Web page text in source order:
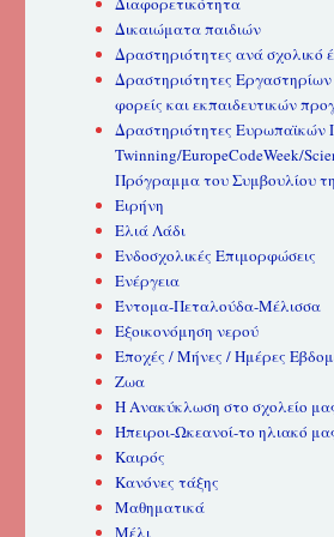
Δικαιώματα παιδιών
Δραστηριότητες ανά σχολικό
Δραστηριότητες
φορείς και εκπαιδευτικών
Δραστηριότητες
Twinning/EuropeCodeWeek/
Πρόγραμμα του Συμβουλίου
Ειρήνη
Ελιά Λάδι
Ενδοσχολικές Επιμορφώσεις
Ενέργεια
Έντομα-Πεταλούδα-Μέλισσα
Εξοικονόμηση νερού
Εποχές / Μήνες / Ημέρες
Ζωα
Η Ανακύκλωση στο σχολείο
Ήπειροι-Ωκεανοί-το ηλιακό
Καιρός
Κανόνες τάξης
Μαθηματικά
Μέλι